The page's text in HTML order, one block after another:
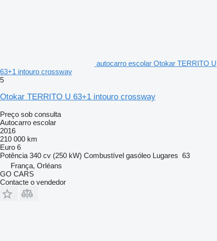
autocarro escolar Otokar TERRITO U
63+1 intouro crossway
5
Otokar TERRITO U 63+1 intouro crossway
Preço sob consulta
Autocarro escolar
2016
210 000 km
Euro 6
Potência 340 cv (250 kW) Combustível gasóleo Lugares 63
França, Orléans
GO CARS
Contacte o vendedor